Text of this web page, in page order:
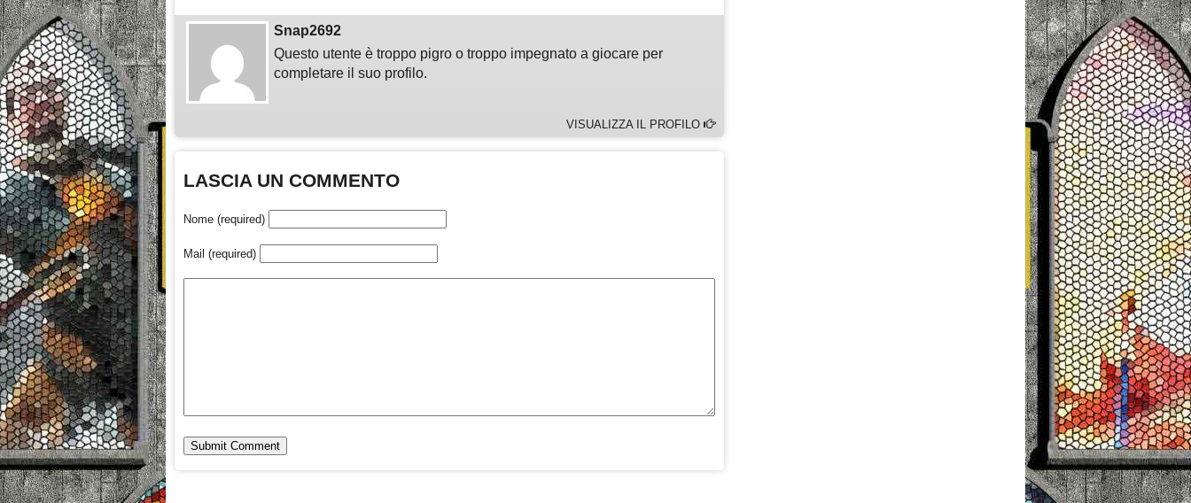
Snap2692
Questo utente è troppo pigro o troppo impegnato a giocare per
completare il suo profilo.
VISUALIZZA IL PROFILO
LASCIA UN COMMENTO
Nome (required)
Mail (required)